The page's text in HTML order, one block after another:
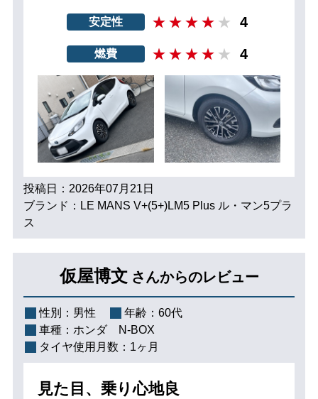
安定性 4
燃費 4
投稿日：2026年07月21日
ブランド：LE MANS V+(5+)LM5 Plus ル・マン5プラ
ス
仮屋博文 さんからのレビュー
性別： 男性 年齢： 60代
車種： ホンダ N-BOX
タイヤ使用月数： 1ヶ月
見た目、乗り心地良